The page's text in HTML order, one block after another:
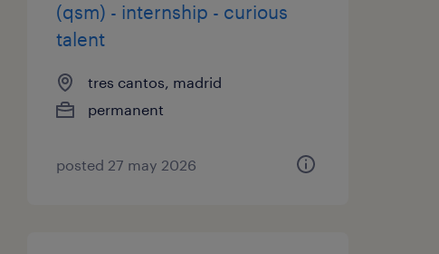
(qsm) - internship - curious
talent
tres cantos, madrid
permanent
posted 27 may 2026